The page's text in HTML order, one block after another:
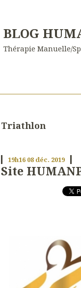
BLOG
Thérapie Manuelle/
Triathlon
19h16 08 déc. 2019
Site